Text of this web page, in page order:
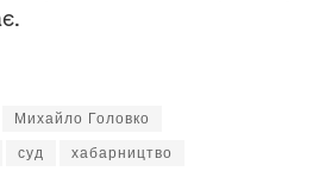
Михайло Головко
суд хабарництво